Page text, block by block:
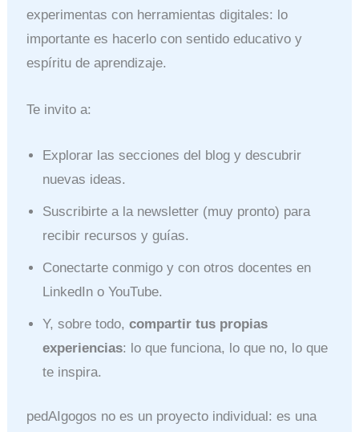
experimentas con herramientas digitales: lo
importante es hacerlo con sentido educativo y
espíritu de aprendizaje.
Te invito a:
Explorar las secciones del blog y descubrir
nuevas ideas.
Suscribirte a la newsletter (muy pronto) para
recibir recursos y guías.
Conectarte conmigo y con otros docentes en
LinkedIn o YouTube.
Y, sobre todo,compartir tus propias
experiencias: lo que funciona, lo que no, lo que
te inspira.
pedAIgogos no es un proyecto individual: es una